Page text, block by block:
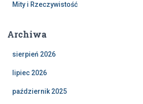
Mity i Rzeczywistość
Archiwa
sierpień 2026
lipiec 2026
październik 2025